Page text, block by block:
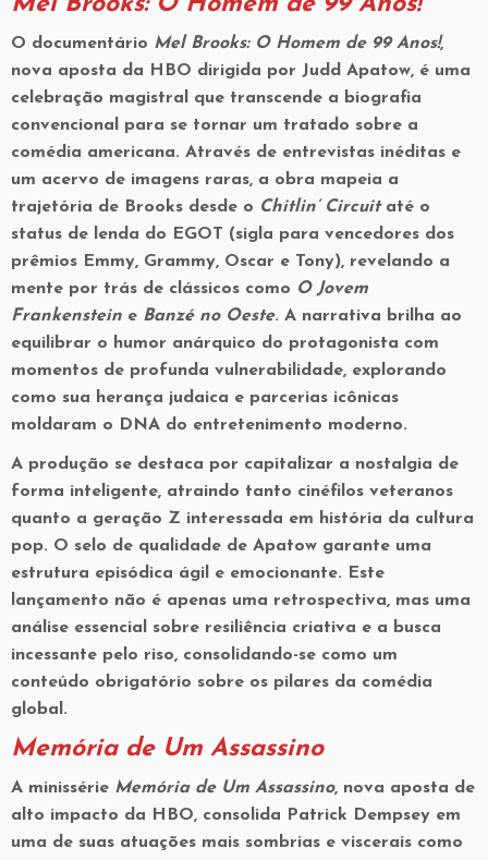
O documentário Mel Brooks: O Homem de 99 Anos!,
nova aposta da HBO dirigida por Judd Apatow, é uma
celebração magistral que transcende a biografia
convencional para se tornar um tratado sobre a
comédia americana. Através de entrevistas inéditas e
um acervo de imagens raras, a obra mapeia a
trajetória de Brooks desde o Chitlin’ Circuitaté o
status de lenda do EGOT (sigla para vencedores dos
prêmios Emmy, Grammy, Oscar e Tony), revelando a
mente por trás de clássicos como O Jovem
Frankenstein e Banzé no Oeste. A narrativa brilha ao
equilibrar o humor anárquico do protagonista com
momentos de profunda vulnerabilidade, explorando
como sua herança judaica e parcerias icônicas
moldaram o DNA do entretenimento moderno.
A produção se destaca por capitalizar a nostalgia de
forma inteligente, atraindo tanto cinéfilos veteranos
quanto a geração Z interessada em história da cultura
pop. O selo de qualidade de Apatow garante uma
estrutura episódica ágil e emocionante. Este
lançamento não é apenas uma retrospectiva, mas uma
análise essencial sobre resiliência criativa e a busca
incessante pelo riso, consolidando-se como um
conteúdo obrigatório sobre os pilares da comédia
global.
Memória de Um Assassino
A minissérie Memória de Um Assassino, nova aposta de
alto impacto da HBO, consolida
Patrick Dempsey em
uma de suas atuações mais sombrias e viscerais como